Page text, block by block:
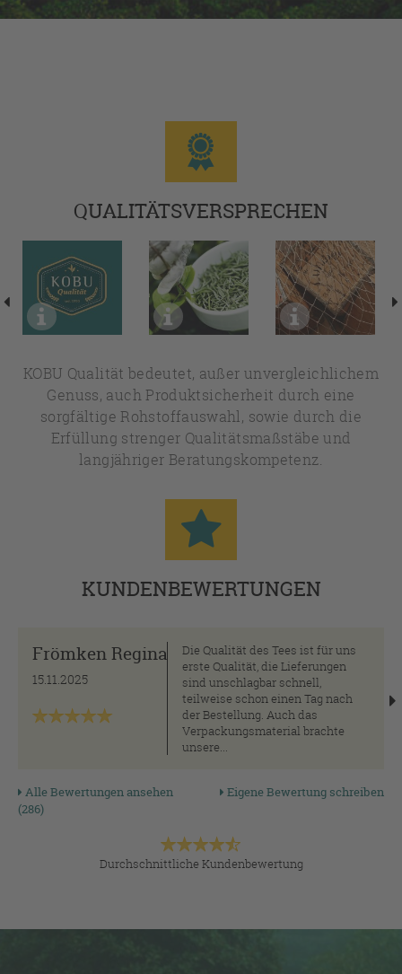
QUALITÄTSVERSPRECHEN
KOBU Qualität bedeutet, außer unvergleichlichem
Genuss, auch Produktsicherheit durch eine
sorgfältige Rohstoffauswahl, sowie durch die
Erfüllung strenger Qualitätsmaßstäbe und
langjähriger Beratungskompetenz.
KUNDENBEWERTUNGEN
Frömken Regina
15.11.2025
Die Qualität des Tees ist für uns
erste Qualität, die Lieferungen
sind unschlagbar schnell,
teilweise schon einen Tag nach
der Bestellung. Auch das
Verpackungsmaterial brachte
unsere...
Alle Bewertungen ansehen
(286)
Eigene Bewertung schreiben
Durchschnittliche Kundenbewertung